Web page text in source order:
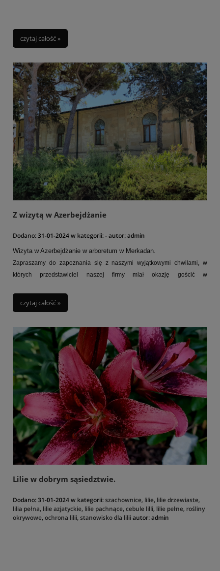
czytaj całość »
Z wizytą w Azerbejdżanie
Dodano:31-01-2024w kategorii:-autor:admin
Wizyta w Azerbejdżanie w arboretum w Merkadan.
Zapraszamy do zapoznania się z naszymi wyjątkowymi chwilami, w
których przedstawiciel naszej firmy miał okazję gościć w
przyrody. To miejsce, które zachwyca swoją bogatą kolekcją
największych tego typu na świecie.
Arboretum zostało założone przez Murtuzy'ego Mukhtarova (1857-1920),
nie tylko potentata i milionera naftowego w Baku, ale także miłośnika
przyrody. Pałac, który stanowi nieodłączną część ogrodu, jest wyrazem
olbrzymiego zaangażowania i pasji do roślinności. Jest wspaniale
położony na wzgórzu w centrum ogrodu co pozwala dostrzec wody
Morza Kaspijskiego.
Zapraszamy wszystkich miłośników botaniki, entuzjastów natury oraz
tych, którzy szukają unikalnego doświadczenia. Przeżyjcie
niezapomniane chwile w Ogrodach Botanicznych. Arboretum w
Merkadan to jedno z tych miejsc, które przeniesie Was w świat piękna
natury i pozwoli oderwać się od codzienności.
czytaj całość »
Lilie w dobrym sąsiedztwie.
Dodano:31-01-2024w kategorii:szachownice, lilie, lilie drzewiaste,
lilia pełna, lilie azjatyckie, lilie pachnące, cebule lilli, lilie pełne, rośliny
okrywowe, ochrona lilii, stanowisko dla liliiautor:admin